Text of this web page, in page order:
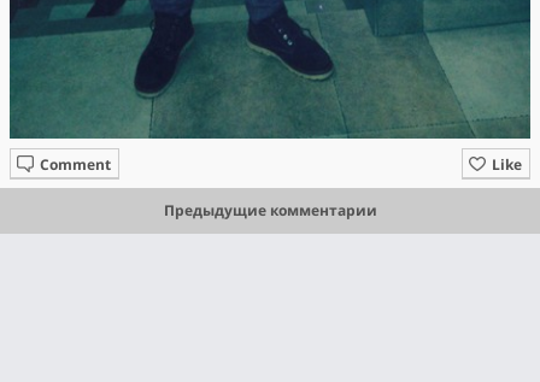
Like
Comment
Предыдущие комментарии